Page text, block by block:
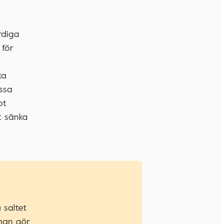
för
saltet
gör